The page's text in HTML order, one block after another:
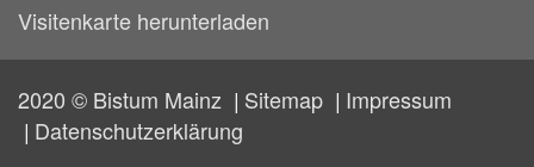
Visitenkarte herunterladen
2020 © Bistum Mainz Sitemap
Impressum
Datenschutzerklärung